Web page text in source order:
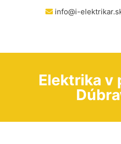
info@i-
Elektrika v